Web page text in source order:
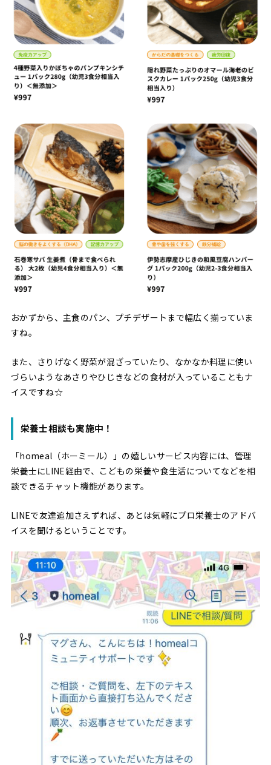
おかずから、主食のパン、プチデザートまで幅広く揃っていま
すね。
また、さりげなく野菜が混ざっていたり、なかなか料理に使い
づらいようなあさりやひじきなどの食材が入っていることもナ
イスですね☆
栄養士相談も実施中！
「homeal（ホーミール）」の嬉しいサービス内容には、管理
栄養士にLINE経由で、こどもの栄養や食生活についてなどを相
談できるチャット機能があります。
LINEで友達追加さえずれば、あとは気軽にプロ栄養士のアドバ
イスを聞けるということです。